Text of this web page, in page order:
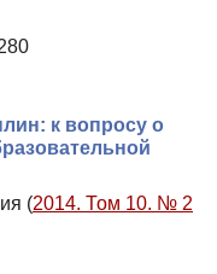
к вопросу о
(2014. Том 10. № 2